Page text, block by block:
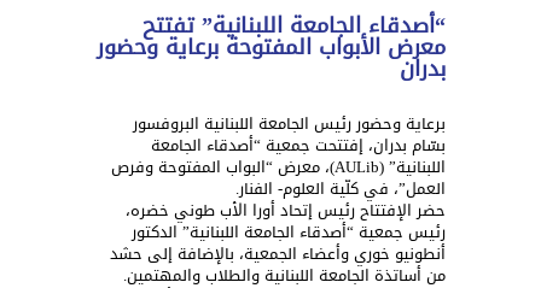
“أصدقاء الجامعة اللبنانية” تفتتح
معرض الأبواب المفتوحة برعاية وحضور
بدران
برعاية وحضور رئيس الجامعة اللبنانية البروفسور
بسّام بدران، إفتتحت جمعية “أصدقاء الجامعة
اللبنانية” (AULib)، معرض “البواب المفتوحة وفرص
العمل”، في كلّية العلوم- الفنار.
حضر الإفتتاح رئيس إتحاد أورا الأب طوني خضره،
رئيس جمعية “أصدقاء الجامعة اللبنانية” الدكتور
أنطونيو خوري وأعضاء الجمعية، بالإضافة إلى حشد
من أساتذة الجامعة اللبنانية والطلاب والمهتمين.